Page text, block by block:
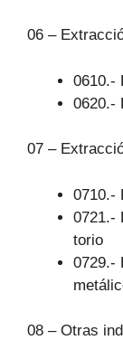
06 –
0610.-
0620.-
07 –
0710.-
0721.-
torio
0729.-
08 – Otras